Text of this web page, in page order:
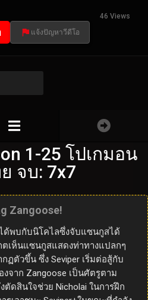
46 Views
แจ้งปัญหาวีดีโอ
1-25 โปเกมอน
จบ: 7x7
Zangoose!
ด้พบกับนิโคไลซึ่งจับแซนกูสได้
เห็นแซนกูสแสดงท่าทางแปลกๆ
ฏตัวขึ้น ซึ่ง Seviper เริ่มต่อสู้กับ
จาก Zangoose เป็นศัตรูตาม
ตัดสินใจช่วย Nicholai ในการฝึก